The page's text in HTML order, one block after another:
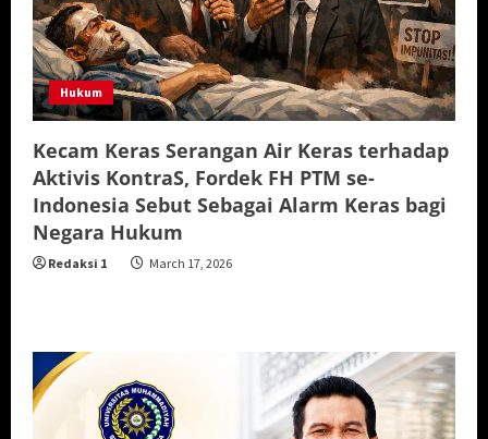
Hukum
Kecam Keras Serangan Air Keras terhadap
Aktivis KontraS, Fordek FH PTM se-
Indonesia Sebut Sebagai Alarm Keras bagi
Negara Hukum
Redaksi 1 March 17, 2026